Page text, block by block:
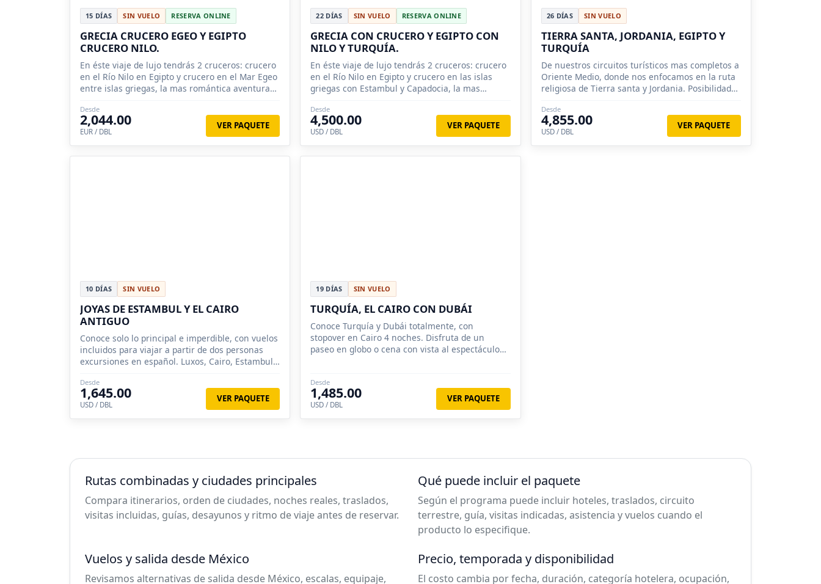
15 DÍAS SIN VUELO RESERVA ONLINE
GRECIA CRUCERO EGEO Y EGIPTO
CRUCERO NILO.
En éste viaje de lujo tendrás 2 cruceros: crucero
en el Río Nilo en Egipto y crucero en el Mar Egeo
entre islas griegas, la mas romántica aventura
Desde
2,044.00
EUR / DBL
VER PAQUETE
22 DÍAS SIN VUELO RESERVA ONLINE
GRECIA CON CRUCERO Y EGIPTO CON
NILO Y TURQUÍA.
En éste viaje de lujo tendrás 2 cruceros: crucero
en el Río Nilo en Egipto y crucero en las islas
griegas con Estambul y Capadocia, la mas
Desde
4,500.00
USD / DBL
VER PAQUETE
26 DÍAS SIN VUELO
TIERRA SANTA, JORDANIA, EGIPTO Y
TURQUÍA
De nuestros circuitos turísticos mas completos a
Oriente Medio, donde nos enfocamos en la ruta
religiosa de Tierra santa y Jordania. Posibilidad
Desde
4,855.00
USD / DBL
VER PAQUETE
10 DÍAS SIN VUELO
JOYAS DE ESTAMBUL Y EL CAIRO
ANTIGUO
Conoce solo lo principal e imperdible, con vuelos
incluidos para viajar a partir de dos personas
excursiones en español. Luxos, Cairo, Estambul y
Desde
1,645.00
USD / DBL
VER PAQUETE
19 DÍAS SIN VUELO
TURQUÍA, EL CAIRO CON DUBÁI
Conoce Turquía y Dubái totalmente, con
stopover en Cairo 4 noches. Disfruta de un
paseo en globo o cena con vista al espectáculo
Desde
1,485.00
USD / DBL
VER PAQUETE
Rutas combinadas y ciudades principales
Compara itinerarios, orden de ciudades, noches reales, traslados,
visitas incluidas, guías, desayunos y ritmo de viaje antes de reservar.
Qué puede incluir el paquete
Según el programa puede incluir hoteles, traslados, circuito
terrestre, guía, visitas indicadas, asistencia y vuelos cuando el
producto lo especifique.
Vuelos y salida desde México
Revisamos alternativas de salida desde México, escalas, equipaje,
Precio, temporada y disponibilidad
El costo cambia por fecha, duración, categoría hotelera, ocupación,